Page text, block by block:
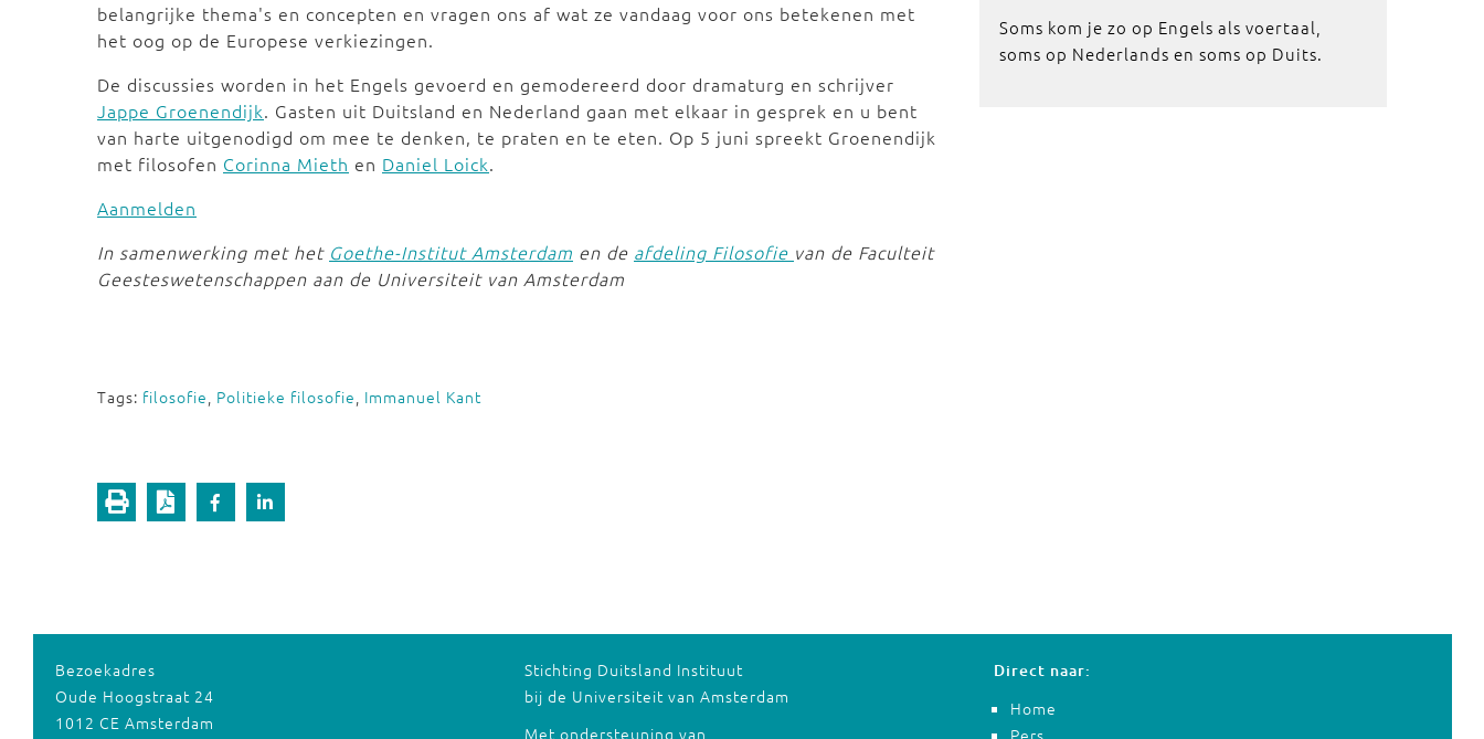
belangrijke thema's en concepten en vragen ons af wat ze vandaag voor ons betekenen met
het oog op de Europese verkiezingen.
De discussies worden in het Engels gevoerd en gemodereerd door dramaturg en schrijver
Jappe Groenendijk. Gasten uit Duitsland en Nederland gaan met elkaar in gesprek en u bent
van harte uitgenodigd om mee te denken, te praten en te eten. Op 5 juni spreekt Groenendijk
met filosofen Corinna Mieth en Daniel Loick.
Aanmelden
In samenwerking met het Goethe-Institut Amsterdam en de afdeling Filosofie van de Faculteit
Geesteswetenschappen aan de Universiteit van Amsterdam
Tags: filosofie, Politieke filosofie, Immanuel Kant
Soms kom je zo op Engels als voertaal,
soms op Nederlands en soms op Duits.
Bezoekadres
Oude Hoogstraat 24
1012 CE Amsterdam
Stichting Duitsland Instituut
bij de Universiteit van Amsterdam
Met ondersteuning van
Direct naar:
Home
Pers